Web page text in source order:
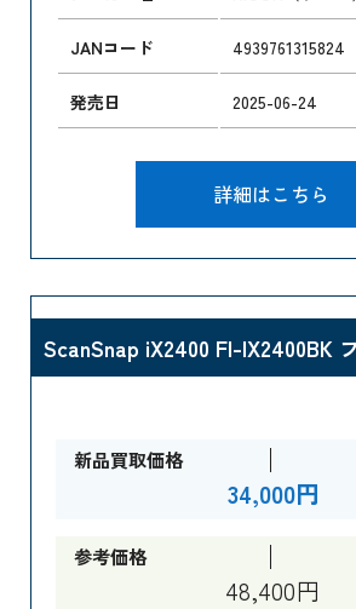
JANコード 4939761315824
発売日 2025-06-24
詳細はこちら
ScanSnap iX2400 FI-IX2400BK
新品買取価格
34,000円
参考価格
48,400円